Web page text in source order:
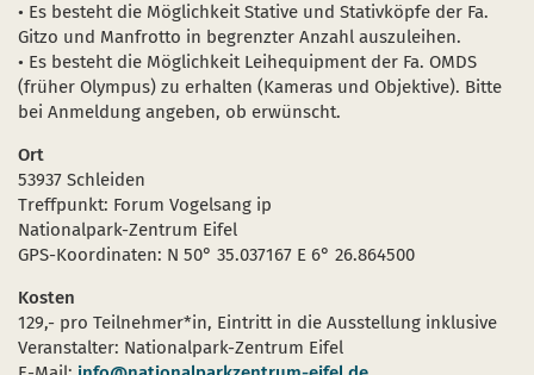
• Es besteht die Möglichkeit Stative und Stativköpfe der Fa.
Gitzo und Manfrotto in begrenzter Anzahl auszuleihen.
• Es besteht die Möglichkeit Leihequipment der Fa. OMDS
(früher Olympus) zu erhalten (Kameras und Objektive). Bitte
bei Anmeldung angeben, ob erwünscht.
Ort
53937 Schleiden
Treffpunkt: Forum Vogelsang ip
Nationalpark-Zentrum Eifel
GPS-Koordinaten: N 50° 35.037167 E 6° 26.864500
Kosten
129,- pro Teilnehmer*in, Eintritt in die Ausstellung inklusive
Veranstalter: Nationalpark-Zentrum Eifel